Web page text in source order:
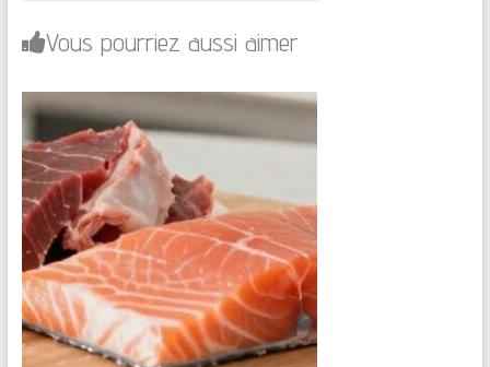
Vous pourriez aussi aimer